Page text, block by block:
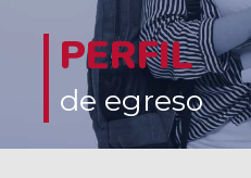
PERFIL
de egreso